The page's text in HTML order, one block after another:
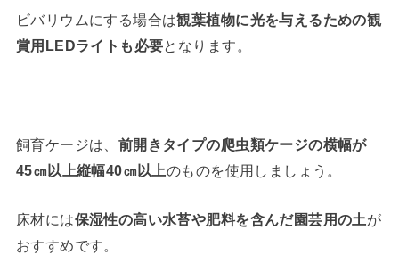
ビバリウムにする場合は観葉植物に光を与えるための観
賞用LEDライトも必要となります。
飼育ケージは、 前開きタイプの爬虫類ケージの横幅が
45㎝以上縦幅40㎝以上のものを使用しましょう。
床材には保湿性の高い水苔や肥料を含んだ園芸用の土が
おすすめです。